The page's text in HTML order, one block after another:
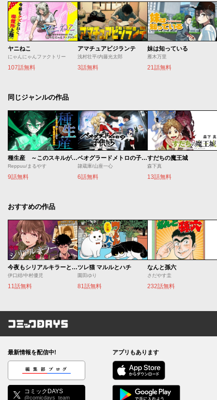
ヤニねこ
にゃんにゃんファクトリー
107話無料
アマチュアビジランテ
浅村壮平/内藤光太郎
3話無料
妹は知っている
雁木万里
21話無料
同じジャンルの作品
種生産 ～このスキルがチートだとまだ誰も気付いていない～
Reppuu/まるやす
9話無料
ベオグラードメトロの子供たち
隷蔵庫/山座一心
6話無料
すだちの魔王城
森下真
13話無料
おすすめの作品
今夜もシリアルキラーと待ち合わせ
伊口紺/中村優児
11話無料
ツレ猫 マルルとハチ
園田ゆり
81話無料
なんと孫六
さだやす圭
232話無料
コミックDAYS
最新情報を配信中!
編集部ブログ
コミックDAYS
@comicdays_team
アプリもあります